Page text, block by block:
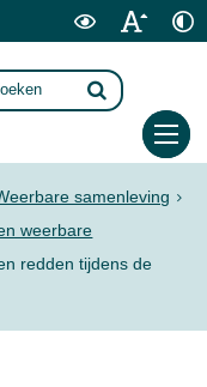
samenleving
weerbare
redden tijdens de